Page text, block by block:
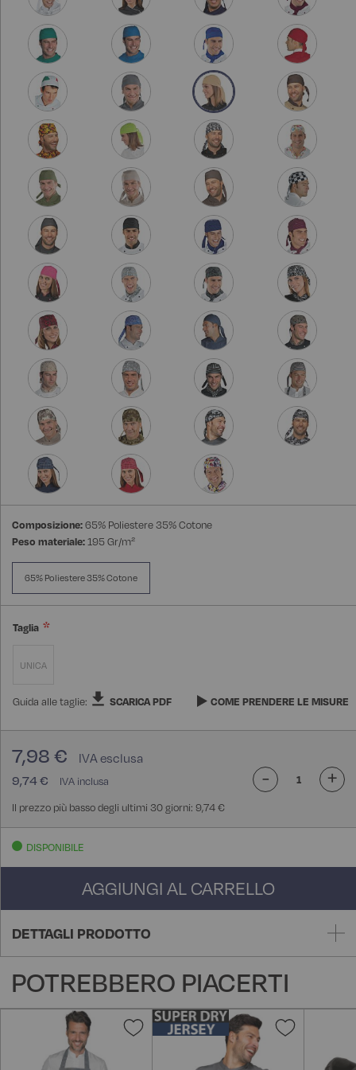
Composizione:65% Poliestere 35% Cotone
Peso materiale:195 Gr/m²
65% Poliestere 35% Cotone
Taglia
UNICA
Guida alle taglie: SCARICA PDF COME PRENDERE LE MISURE
9,74 €
7,98 €
Il prezzo più basso degli ultimi 30 giorni: 9,74 €
- +
DISPONIBILE
AGGIUNGI AL CARRELLO
DETTAGLI PRODOTTO
POTREBBERO PIACERTI
Aggiungi
Aggiungi